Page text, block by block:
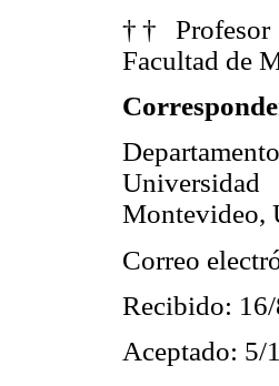
†† Profesor
Facultad de
Montevideo,
Correo
Recibido:
Aceptado: 5/